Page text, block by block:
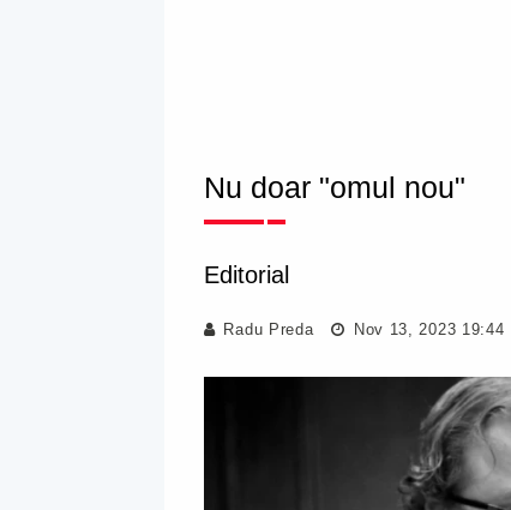
Nu doar "omul nou"
Editorial
Radu Preda Nov 13, 2023 19:44